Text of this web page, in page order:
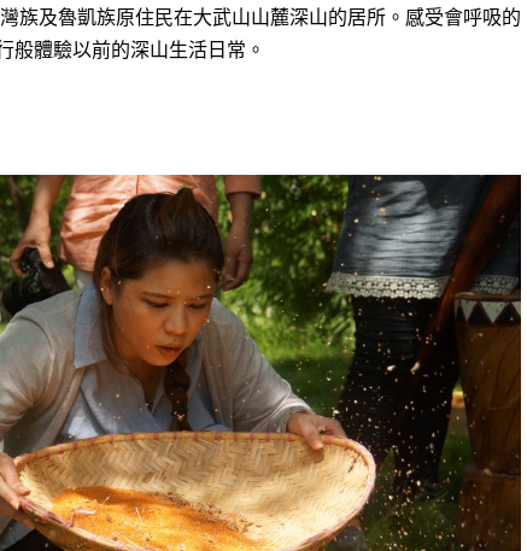
族及魯凱族原住民在大武山山麓深山的居所。感受會呼吸的
般體驗以前的深山生活日常。